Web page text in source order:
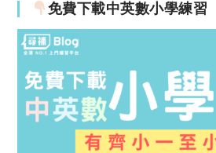
免費下載中英數小學練習